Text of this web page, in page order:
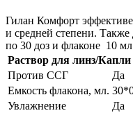
Гилан Комфорт
и средней степени. Также
по 30 доз и флаконе 10
Раствор для линз/Капли
Против ССГ
Да
Емкость флакона, мл.
Увлажнение
Да